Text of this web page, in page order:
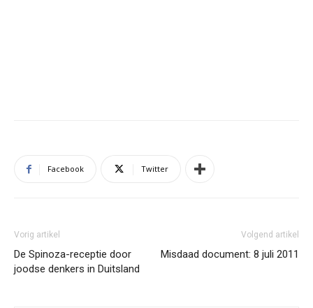
Facebook Twitter
Vorig artikel
De Spinoza-receptie door
joodse denkers in Duitsland
Volgend artikel
Misdaad document: 8 juli 2011